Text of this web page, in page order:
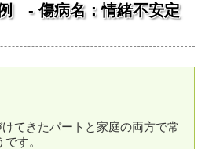
- 傷病名：情緒不安定
てきたパートと家庭の両方で常
す。